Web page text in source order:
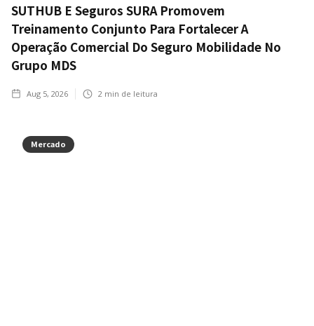
SUTHUB E Seguros SURA Promovem
Treinamento Conjunto Para Fortalecer A
Operação Comercial Do Seguro Mobilidade No
Grupo MDS
Aug 5, 2026 2 min de leitura
Mercado